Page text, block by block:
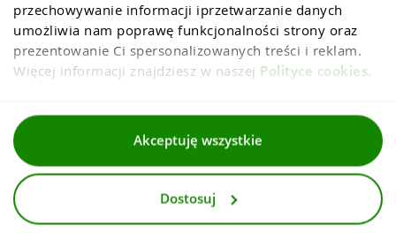
przechowywanie informacji iprzetwarzanie danych
umożliwia nam poprawę funkcjonalności strony oraz
prezentowanie Ci spersonalizowanych treści i reklam.
Więcej informacji znajdziesz w naszej Polityce cookies.
Akceptuję wszystkie
Dostosuj
Regulaminy
Dla mediów